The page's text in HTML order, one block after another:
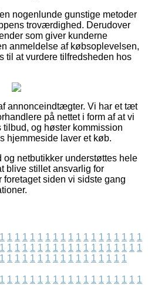
nogenlunde gunstige metoder
troværdighed. Derudover
som giver kunderne
anmeldelse af købsoplevelsen,
til at vurdere tilfredsheden hos
annonceindtægter. Vi har et tæt
på nettet i form af at vi
og høster kommission
hjemmeside laver et køb.
netbutikker understøttes hele
blive stillet ansvarlig for
foretaget siden vi sidste gang
1 1 1 1 1 1 1 1 1 1 1 1 1 1 1 1 1 1 1
1 1 1 1 1 1 1 1 1 1 1 1 1 1 1 1 1 1 1
1 1 1 1 1 1 1 1 1 1 1 1 1 1 1 1 1
1 1 1 1 1 1 1 1 1 1 1 1 1 1 1 1 1 1 1